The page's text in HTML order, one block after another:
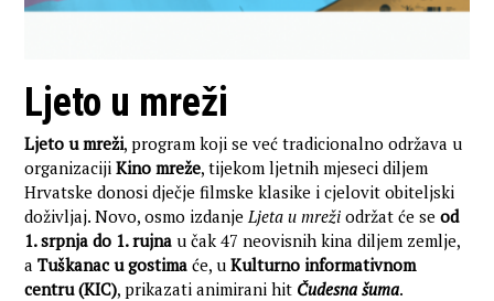
Ljeto u mreži
Ljeto u mreži, program koji se već tradicionalno održava u
organizacijiKino mreže, tijekom ljetnih mjeseci diljem
Hrvatske donosi dječje filmske klasike i cjelovit obiteljski
doživljaj. Novo, osmo izdanje Ljeta u mreži održat će seod
1. srpnja do 1. rujna u čak 47 neovisnih kina diljem zemlje,
aTuškanac u gostimaće, u Kulturno informativnom
centru (KIC), prikazati animirani hit Čudesna šuma.